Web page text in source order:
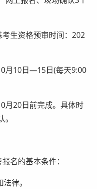
生资格预审时间：202
10日—15日(每天9:00
20日前完成。具体时
名的基本条件：
律。